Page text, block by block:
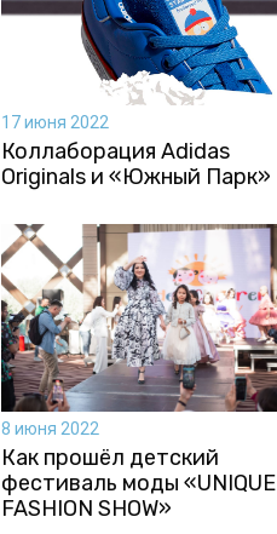
17 июня 2022
Коллаборация Аdidas
Originals и «Южный Парк»
8 июня 2022
Как прошёл детский
фестиваль моды «UNIQUE
FASHION SHOW»